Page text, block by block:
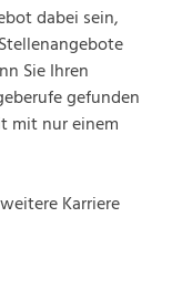
dabei sein,
Sie Ihren
gefunden
mit nur einem
Karriere